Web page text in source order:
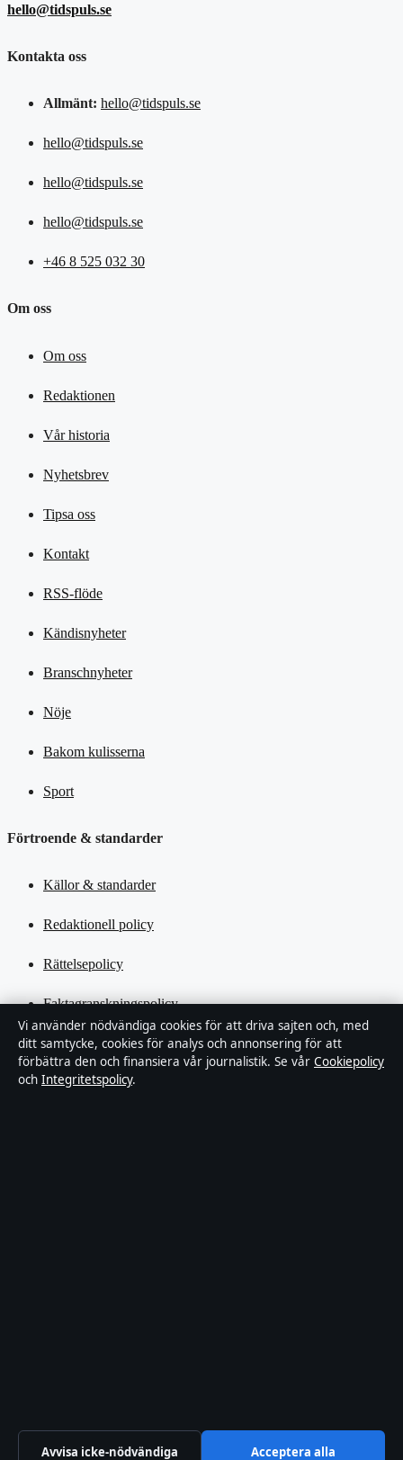
hello@tidspuls.se
Kontakta oss
Allmänt: hello@tidspuls.se
hello@tidspuls.se
hello@tidspuls.se
hello@tidspuls.se
+46 8 525 032 30
Om oss
Om oss
Redaktionen
Vår historia
Nyhetsbrev
Tipsa oss
Kontakt
RSS-flöde
Kändisnyheter
Branschnyheter
Nöje
Bakom kulisserna
Sport
Förtroende & standarder
Källor & standarder
Redaktionell policy
Rättelsepolicy
Faktagranskningspolicy
Ägande & finansiering
Integritetspolicy
Vi använder nödvändiga cookies för att driva sajten och, med
ditt samtycke, cookies för analys och annonsering för att
förbättra den och finansiera vår journalistik. Se vår Cookiepolicy
och Integritetspolicy.
Avvisa icke-nödvändiga Acceptera alla